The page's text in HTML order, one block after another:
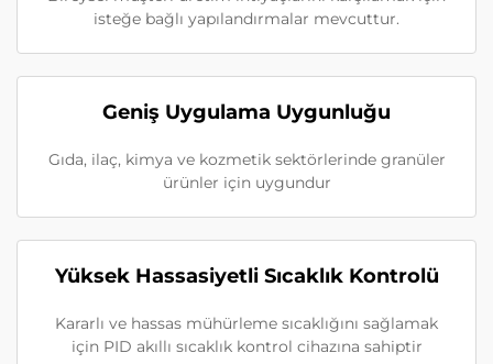
isteğe bağlı yapılandırmalar mevcuttur.
Geniş Uygulama Uygunluğu
Gıda, ilaç, kimya ve kozmetik sektörlerinde granüler
ürünler için uygundur
Yüksek Hassasiyetli Sıcaklık Kontrolü
Kararlı ve hassas mühürleme sıcaklığını sağlamak
için PID akıllı sıcaklık kontrol cihazına sahiptir